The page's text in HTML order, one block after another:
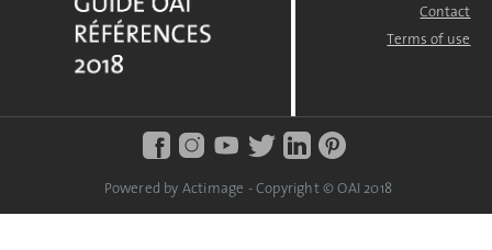
Contact
Terms of use
Powered by Actimage - Copyright © OAI 2018